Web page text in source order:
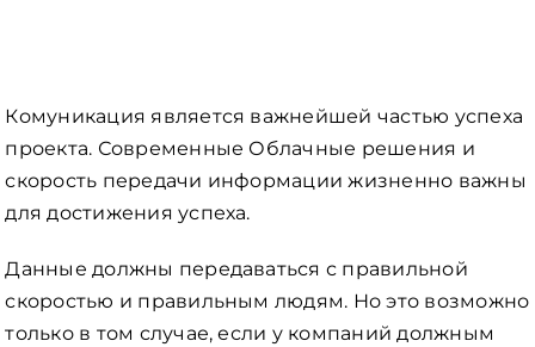
Комуникация является важнейшей частью успеха
проекта. Современные Облачные решения и
скорость передачи информации жизненно важны
для достижения успеха.
Данные должны передаваться с правильной
скоростью и правильным людям. Но это возможно
только в том случае, если у компаний должным